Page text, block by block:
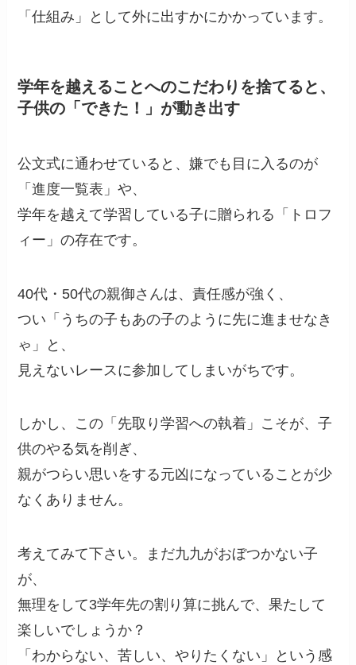
「仕組み」として外に出すかにかかっています。
学年を越えることへのこだわりを捨てると、
子供の「できた！」が動き出す
公文式に通わせていると、嫌でも目に入るのが
「進度一覧表」や、
学年を越えて学習している子に贈られる「トロフ
ィー」の存在です。
40代・50代の親御さんは、責任感が強く、
つい「うちの子もあの子のように先に進ませなき
ゃ」と、
見えないレースに参加してしまいがちです。
しかし、この「先取り学習への執着」こそが、子
供のやる気を削ぎ、
親がつらい思いをする元凶になっていることが少
なくありません。
考えてみて下さい。まだ九九がおぼつかない子
が、
無理をして3学年先の割り算に挑んで、果たして
楽しいでしょうか？
「わからない、苦しい、やりたくない」という感